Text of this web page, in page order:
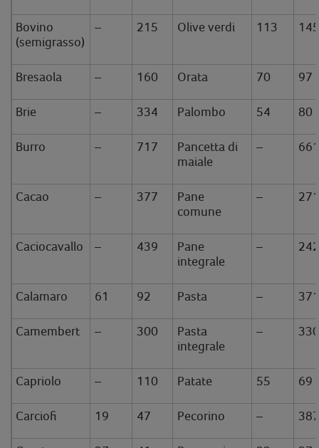
Bovino
(semigrasso)
– 215 Olive verdi 113
Bresaola – 160 Orata 70 97
Brie – 334 Palombo 54 80
Burro – 717
Pancetta di
maiale
–
Cacao – 377
Pane
comune
–
Caciocavallo – 439
Pane
integrale
–
Calamaro 61 92 Pasta –
Camembert – 300
Pasta
integrale
–
Capriolo – 110 Patate 55 69
Carciofi 19 47 Pecorino –